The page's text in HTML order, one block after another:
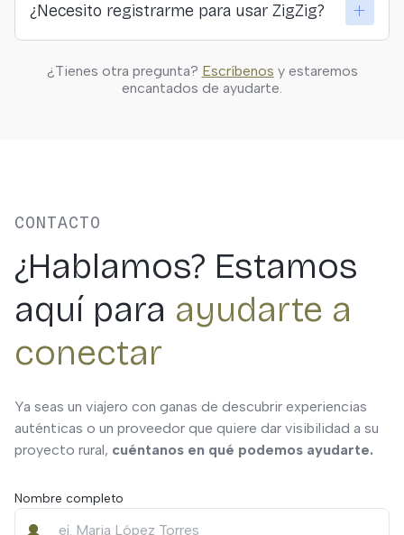
transparente entre viajeros y quienes ofrecen las
¿Necesito registrarme para usar ZigZig?
Solo si quieres guardar actividades, hacer reservas o
personalizar tus resultados. Puedes explorar
¿Tienes otra pregunta? Escríbenos y estaremos
encantados de ayudarte.
CONTACTO
¿Hablamos? Estamos
aquí para ayudarte a
conectar
Ya seas un viajero con ganas de descubrir experiencias
auténticas o un proveedor que quiere dar visibilidad a su
proyecto rural, cuéntanos en qué podemos ayudarte.
Nombre completo